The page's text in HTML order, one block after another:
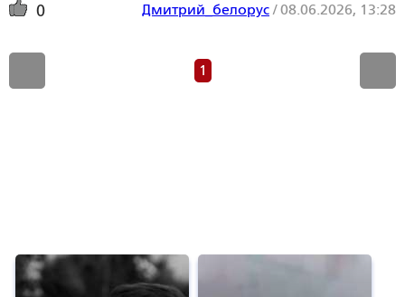
0 Дмитрий_белорус/08.06.2026, 13:28
1